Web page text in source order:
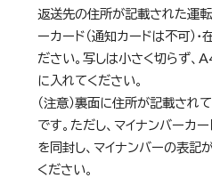
返送先の住所が記載された運転
ーカード（通知カードは不可）
ださい。写しは小さく切らず、
に入れてください。
（注意）裏面に住所が記載され
です。ただし、マイナンバーカ
を同封し、マイナンバーの表記
ください。